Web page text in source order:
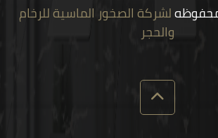
لشركة الصخور الماسية للرخام
والحجر